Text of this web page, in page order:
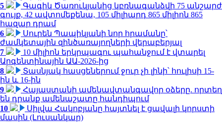
5
Գագիկ Ծառուկյանից կբռնագանձվի 75 անշարժ
գույք, 42 ավտոմեքենա, 105 միլիարդ 865 միլիոն 865
հազար դրամ
6
Սուրեն Պապիկյանի նոր հրամանը՝
ժամկետային զինծառայողների վերաբերյալ
7
10 միլիոն երկրպագու պահանջում է վտարել
Արգենտինային ԱԱ-2026-ից
8
Տասնյակ հասցեներում ջուր չի լինի՝ հուլիսի 15-
ին և 16-ին
9
Հայաստանի ամենավտանգավոր օձերը. որտեղ
են դրանք ամենաշատը հանդիպում
10
Սիլվա Հակոբյանը հայտնել է ցավալի կորստի
մասին (Լուսանկար)